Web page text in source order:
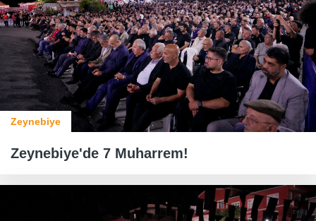
Zeynebiye
Zeynebiye'de 7 Muharrem!